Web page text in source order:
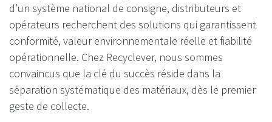
d’un système national de consigne, distributeurs et
opérateurs recherchent des solutions qui garantissent
conformité, valeur environnementale réelle et fiabilité
opérationnelle. Chez Recyclever, nous sommes
convaincus que la clé du succès réside dans la
séparation systématique des matériaux, dès le premier
geste de collecte.